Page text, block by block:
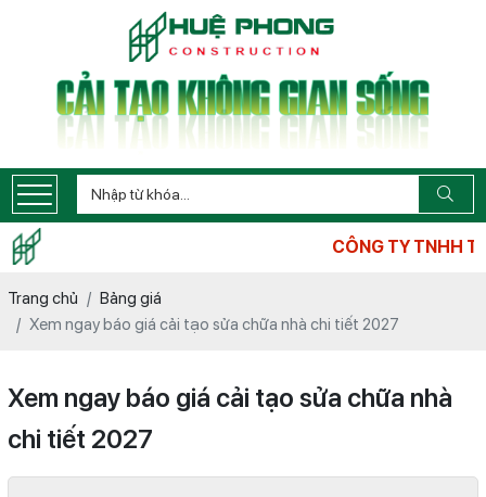
CÔNG TY TNHH TƯ VẤN XÂY
Trang chủ
Bảng giá
Xem ngay báo giá cải tạo sửa chữa nhà chi tiết 2027
Xem ngay báo giá cải tạo sửa chữa nhà
chi tiết 2027